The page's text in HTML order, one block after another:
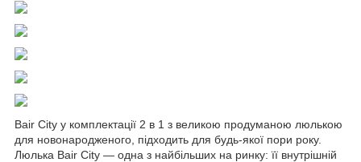
Bair City у комплектації 2 в 1 з великою продуманою люлькою
для новонародженого, підходить для будь-якої пори року.
Люлька Bair City — одна з найбільших на ринку: її внутрішній